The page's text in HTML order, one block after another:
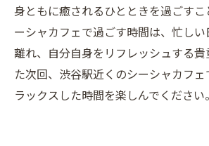
身ともに癒されるひとときを過ごす
ーシャカフェで過ごす時間は、忙し
離れ、自分自身をリフレッシュする貴
た次回、渋谷駅近くのシーシャカフ
ラックスした時間を楽しんでください。